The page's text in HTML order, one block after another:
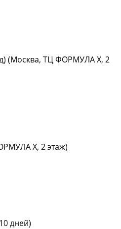
(Москва, ТЦ ФОРМУЛА Х, 2
Х, 2 этаж)
дней)